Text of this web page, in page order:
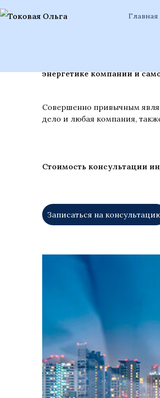
Главная
Астрология дает
энергетике компании и
Совершенно привычным
дело и любая компания,
Стоимость консультации
Записаться на